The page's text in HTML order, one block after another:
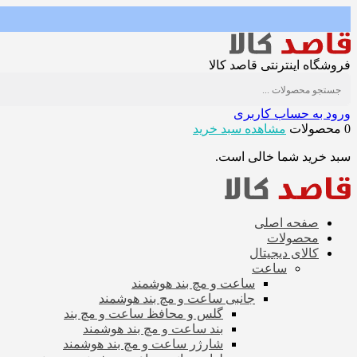
فروشگاه اینترنتی قاصد کالا
ورود به حساب کاربری
0 محصولات
مشاهده سبد خرید
سبد خرید شما خالی است.
صفحه اصلی
محصولات
کالای دیجیتال
ساعت
ساعت و مچ بند هوشمند
جانبی ساعت و مچ بند هوشمند
گلس و محافظ ساعت و مچ بند
بند ساعت و مچ بند هوشمند
شارژر ساعت و مچ بند هوشمند